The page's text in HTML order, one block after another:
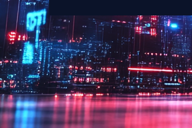
4. maaliskuuta 2025·
Miksi
tarvitsevat
hakukoneoptimoinnin